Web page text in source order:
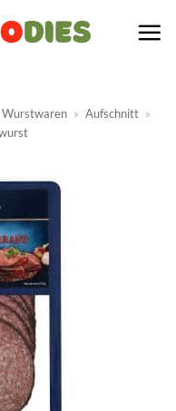
Wurstwaren » Aufschnitt »